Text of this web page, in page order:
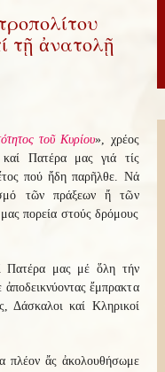
τῇ ἀνατολῇ
τοῦ Κυρίου», χρέος
Πατέρα μας γιά τίς
πού ἤδη παρῆλθε. Νά
τῶν πράξεων ἤ τῶν
πορεία στούς δρόμους
Πατέρα μας μέ ὅλη τήν
ἔμπρακτα
Δάσκαλοι καί Κληρικοί
πλέον ἄς ἀκολουθήσωμε